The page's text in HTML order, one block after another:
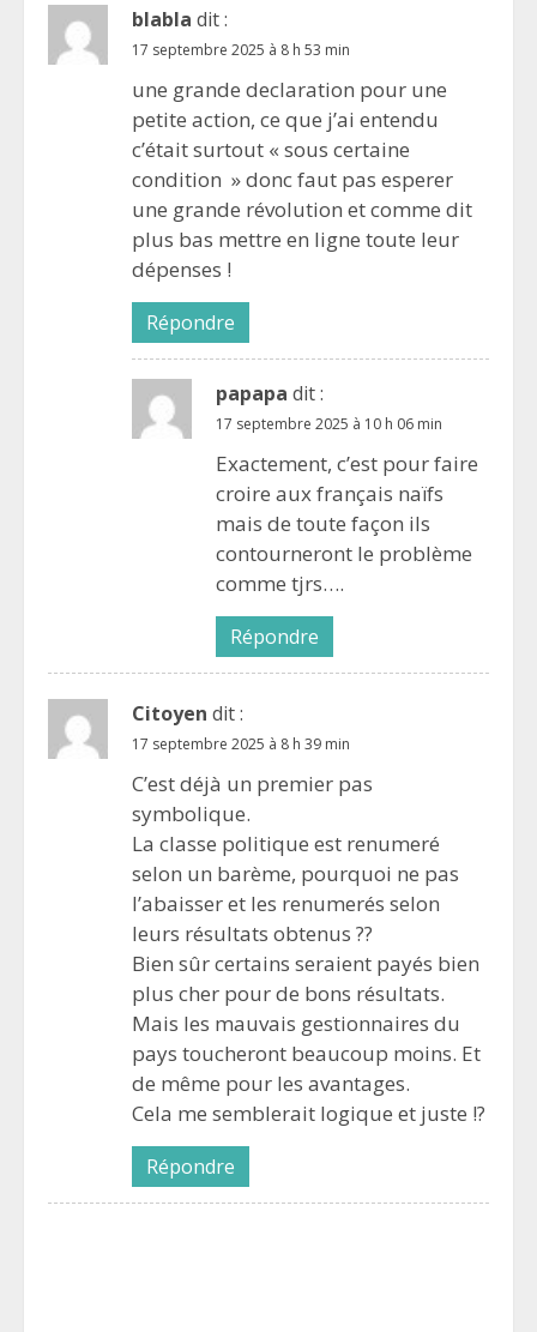
blabla dit :
17 septembre 2025 à 8 h 53 min
une grande declaration pour une
petite action, ce que j’ai entendu
c’était surtout « sous certaine
condition » donc faut pas esperer
une grande révolution et comme dit
plus bas mettre en ligne toute leur
dépenses !
Répondre
papapa dit :
17 septembre 2025 à 10 h 06 min
Exactement, c’est pour faire
croire aux français naïfs
mais de toute façon ils
contourneront le problème
comme tjrs….
Répondre
Citoyen dit :
17 septembre 2025 à 8 h 39 min
C’est déjà un premier pas
symbolique.
La classe politique est renumeré
selon un barème, pourquoi ne pas
l’abaisser et les renumerés selon
leurs résultats obtenus ??
Bien sûr certains seraient payés bien
plus cher pour de bons résultats.
Mais les mauvais gestionnaires du
pays toucheront beaucoup moins. Et
de même pour les avantages.
Cela me semblerait logique et juste !?
Répondre